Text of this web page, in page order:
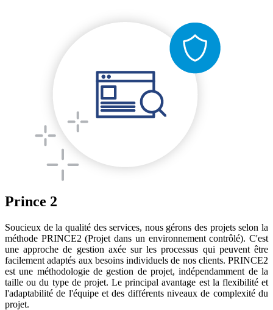
Prince 2
Soucieux de la qualité des services, nous gérons des projets selon la
méthode PRINCE2 (Projet dans un environnement contrôlé). C'est
une approche de gestion axée sur les processus qui peuvent être
facilement adaptés aux besoins individuels de nos clients. PRINCE2
est une méthodologie de gestion de projet, indépendamment de la
taille ou du type de projet. Le principal avantage est la flexibilité et
l'adaptabilité de l'équipe et des différents niveaux de complexité du
projet.